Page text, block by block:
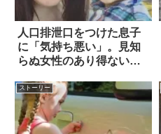
人口排泄口をつけた息子
に「気持ち悪い」。見知
らぬ女性のあり得ない言
ストーリー